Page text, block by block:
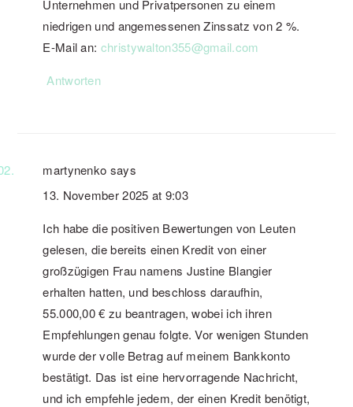
Unternehmen und Privatpersonen zu einem
niedrigen und angemessenen Zinssatz von 2 %.
E-Mail an: christywalton355@gmail.com
Antworten
martynenko says
13. November 2025 at 9:03
Ich habe die positiven Bewertungen von Leuten
gelesen, die bereits einen Kredit von einer
großzügigen Frau namens Justine Blangier
erhalten hatten, und beschloss daraufhin,
55.000,00 € zu beantragen, wobei ich ihren
Empfehlungen genau folgte. Vor wenigen Stunden
wurde der volle Betrag auf meinem Bankkonto
bestätigt. Das ist eine hervorragende Nachricht,
und ich empfehle jedem, der einen Kredit benötigt,